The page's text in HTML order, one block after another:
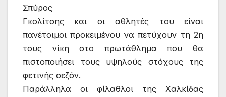
Σπύρος
Γκολίτσης και οι αθλητές του είναι
πανέτοιμοι προκειμένου να πετύχουν τη 2η
τους νίκη στο πρωτάθλημα που θα
πιστοποιήσει τους υψηλούς στόχους της
φετινής σεζόν.
Παράλληλα οι φίλαθλοι της Χαλκίδας